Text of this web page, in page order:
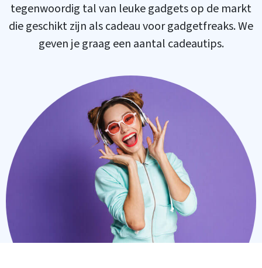
tegenwoordig tal van leuke gadgets op de markt
die geschikt zijn als cadeau voor gadgetfreaks. We
geven je graag een aantal cadeautips.